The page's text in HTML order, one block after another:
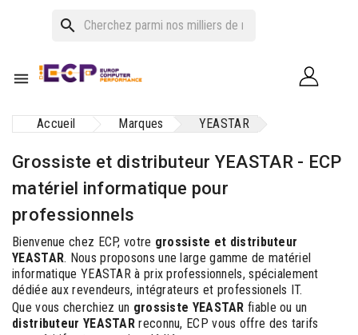
search

Accueil Marques YEASTAR
Grossiste et distributeur YEASTAR - ECP
matériel informatique pour
professionnels
Bienvenue chez ECP, votre grossiste et distributeur
YEASTAR. Nous proposons une large gamme de matériel
informatique YEASTAR à prix professionnels, spécialement
dédiée aux revendeurs, intégrateurs et professionels IT.
Que vous cherchiez un grossiste YEASTAR fiable ou un
distributeur YEASTAR reconnu, ECP vous offre des tarifs